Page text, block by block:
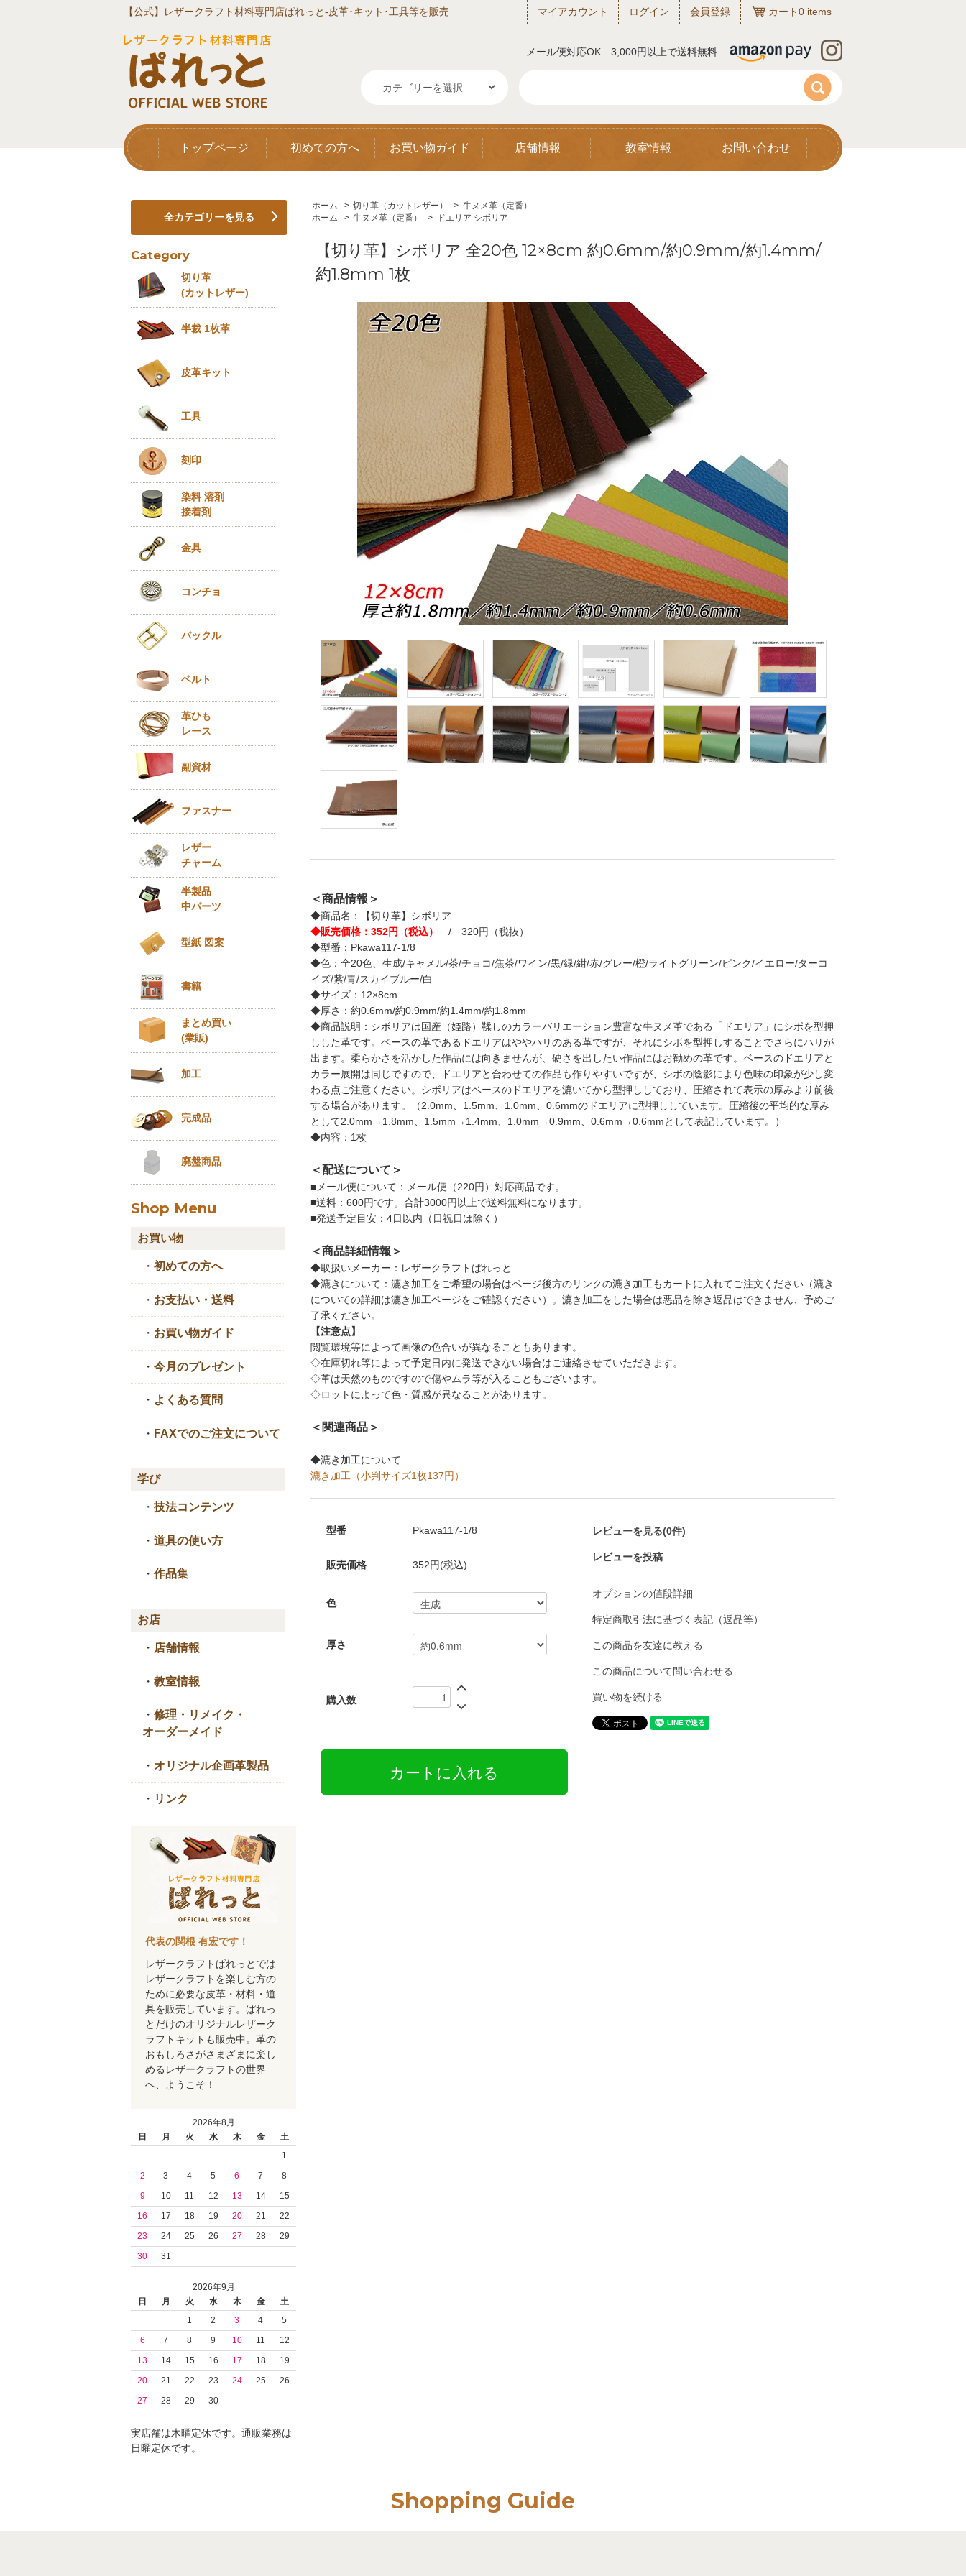
【公式】レザークラフト材料専門店ぱれっと‐皮革･キット･工具等を販売 マイアカウント ログイン 会員登録 カート0 items
メール便対応OK 3,000円以上で送料無料
トップページ 初めての方へ お買い物ガイド 店舗情報 教室情報 お問い合わせ
ホーム > 切り革（カットレザー） > 牛ヌメ革（定番）
ホーム
> 牛ヌメ革（定番） > ドエリア シボリア
【切り革】シボリア 全20色 12×8cm 約0.6mm/約0.9mm/約1.4mm/
約1.8mm 1枚
＜商品情報＞
◆商品名：【切り革】シボリア
◆販売価格：352円（税込）
/ 320円（税抜）
◆型番：Pkawa117-1/8
◆色：全20色、生成/キャメル/茶/チョコ/焦茶/ワイン/黒/緑/紺/赤/グレー/橙/ライトグリーン/ピンク/イエロー/ターコ
イズ/紫/青/スカイブルー/白
◆サイズ：12×8cm
◆厚さ：約0.6mm/約0.9mm/約1.4mm/約1.8mm
◆商品説明：シボリアは国産（姫路）鞣しのカラーバリエーション豊富な牛ヌメ革である「ドエリア」にシボを型押
しした革です。ベースの革であるドエリアはややハリのある革ですが、それにシボを型押しすることでさらにハリが
出ます。柔らかさを活かした作品には向きませんが、硬さを出したい作品にはお勧めの革です。ベースのドエリアと
カラー展開は同じですので、ドエリアと合わせての作品も作りやすいですが、シボの陰影により色味の印象が少し変
わる点ご注意ください。シボリアはベースのドエリアを漉いてから型押ししており、圧縮されて表示の厚みより前後
する場合があります。（2.0mm、1.5mm、1.0mm、0.6mmのドエリアに型押ししています。圧縮後の平均的な厚み
として2.0mm→1.8mm、1.5mm→1.4mm、1.0mm→0.9mm、0.6mm→0.6mmとして表記しています。）
◆内容：1枚
＜配送について＞
■メール便について：メール便（220円）対応商品です。
■送料：600円です。合計3000円以上で送料無料になります。
■発送予定目安：4日以内（日祝日は除く）
＜商品詳細情報＞
◆取扱いメーカー：レザークラフトぱれっと
◆漉きについて：漉き加工をご希望の場合はページ後方のリンクの漉き加工もカートに入れてご注文ください（漉き
についての詳細は漉き加工ページをご確認ください）。漉き加工をした場合は悪品を除き返品はできません、予めご
了承ください。
【注意点】
閲覧環境等によって画像の色合いが異なることもあります。
◇在庫切れ等によって予定日内に発送できない場合はご連絡させていただきます。
◇革は天然のものですので傷やムラ等が入ることもございます。
◇ロットによって色・質感が異なることがあります。
＜関連商品＞
◆漉き加工について
漉き加工（小判サイズ1枚137円）
型番 Pkawa117-1/8
販売価格 352円(税込)
色
厚さ
購入数
レビューを見る(0件)
レビューを投稿
オプションの値段詳細
特定商取引法に基づく表記（返品等）
この商品を友達に教える
この商品について問い合わせる
買い物を続ける
全カテゴリーを見る
Category
切り革
(カットレザー)
半裁 1枚革
皮革キット
工具
刻印
染料 溶剤
接着剤
金具
コンチョ
バックル
ベルト
革ひも
レース
副資材
ファスナー
レザー
チャーム
半製品
中パーツ
型紙 図案
書籍
まとめ買い
(業販)
加工
完成品
廃盤商品
Shop Menu
お買い物
・ 初めての方へ
・ お支払い・送料
・ お買い物ガイド
・ 今月のプレゼント
・ よくある質問
・ FAXでのご注文について
学び
・ 技法コンテンツ
・ 道具の使い方
・ 作品集
お店
・ 店舗情報
・ 教室情報
・ 修理・リメイク・
オーダーメイド
・ オリジナル企画革製品
・ リンク
代表の関根 有宏です！
レザークラフトぱれっとでは
レザークラフトを楽しむ方の
ために必要な皮革・材料・道
具を販売しています。ぱれっ
とだけのオリジナルレザーク
ラフトキットも販売中。革の
おもしろさがさまざまに楽し
めるレザークラフトの世界
へ、ようこそ！
2026年8月
日
月 火 水 木 金
土
1
2
3 4 5 6 7
8
9
10 11 12 13 14
15
16
17 18 19 20 21
22
23
24 25 26 27 28
29
30
31
2026年9月
日
月 火 水 木 金
土
1
2 3 4
5
6
7 8 9 10 11
12
13
14 15 16 17 18
19
20
21 22 23 24 25
26
27
28 29 30
実店舗は木曜定休です。通販業務は
日曜定休です。
Shopping Guide